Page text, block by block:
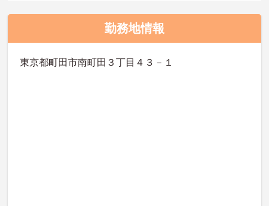
勤務地情報
東京都町田市南町田３丁目４３－１